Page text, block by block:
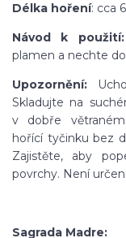
Délka hoření: cca
Návod k použití:
plamen a nechte
Upozornění:
Skladujte na
v dobře
hořící tyčinku bez
Zajistěte, aby
povrchy. Není
Sagrada Madre: